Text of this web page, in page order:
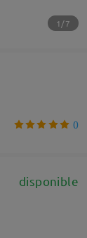
1/7
0
disponible